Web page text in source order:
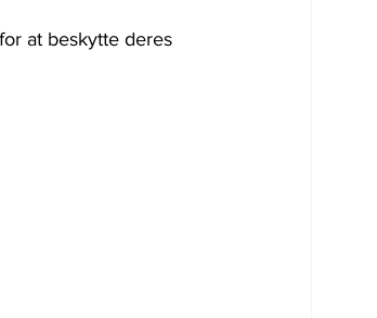
at beskytte deres